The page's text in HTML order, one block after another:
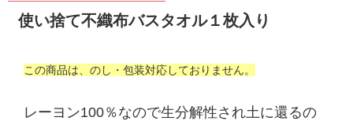
使い捨て不織布バスタオル１枚入り
この商品は、のし・包装対応しておりません。
レーヨン100％なので生分解性され土に還るの